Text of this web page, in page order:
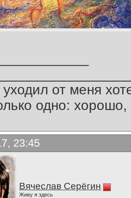
уходил от меня
одно:
23:45
Вячеслав Серёгин
Живу я здесь